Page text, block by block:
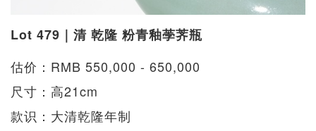
Lot 479｜清 乾隆 粉青釉荸荠瓶
估价：RMB 550,000 - 650,000
尺寸：高21cm
款识：大清乾隆年制